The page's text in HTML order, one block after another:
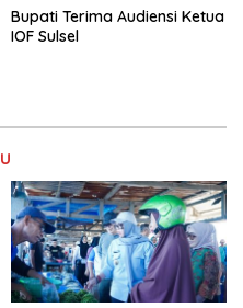
Bupati Terima Audiensi Ketua
IOF Sulsel